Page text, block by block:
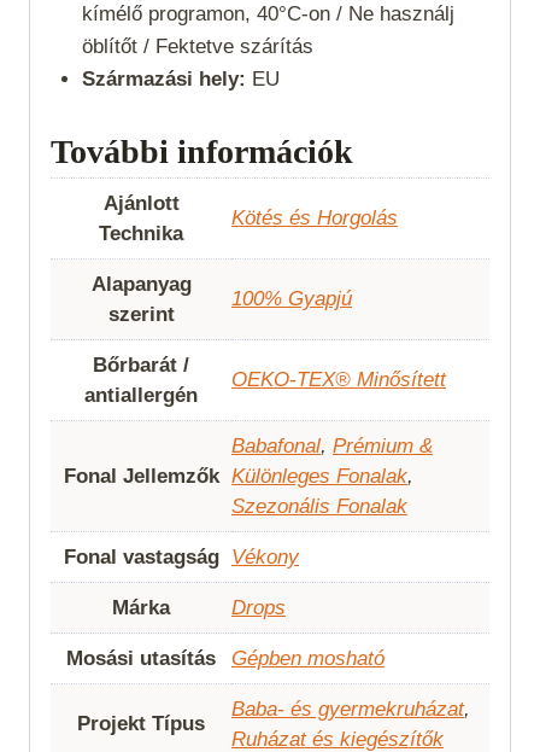
kímélő programon, 40°C-on / Ne használj
öblítőt / Fektetve szárítás
Származási hely: EU
További információk
Ajánlott
Technika
Kötés és Horgolás
Alapanyag
szerint
100% Gyapjú
Bőrbarát /
antiallergén
OEKO-TEX® Minősített
Fonal Jellemzők
Babafonal, Prémium &
Különleges Fonalak,
Szezonális Fonalak
Fonal vastagság Vékony
Márka Drops
Mosási utasítás Gépben mosható
Projekt Típus
Baba- és gyermekruházat,
Ruházat és kiegészítők